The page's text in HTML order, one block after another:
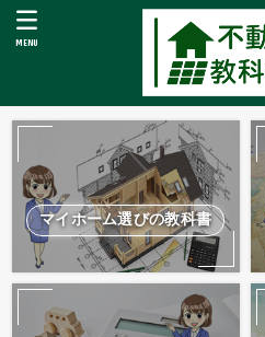
MENU
マイホーム選びの教科書